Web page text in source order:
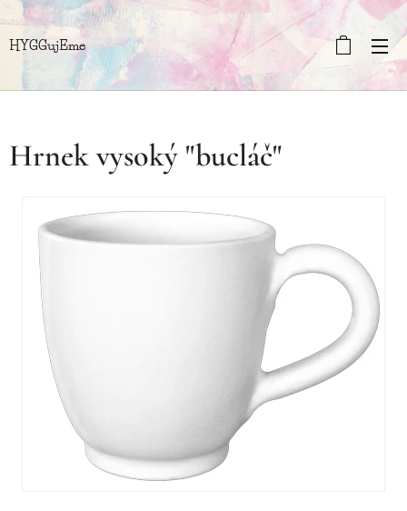
HYGGujEme
Hrnek vysoký "bucláč"